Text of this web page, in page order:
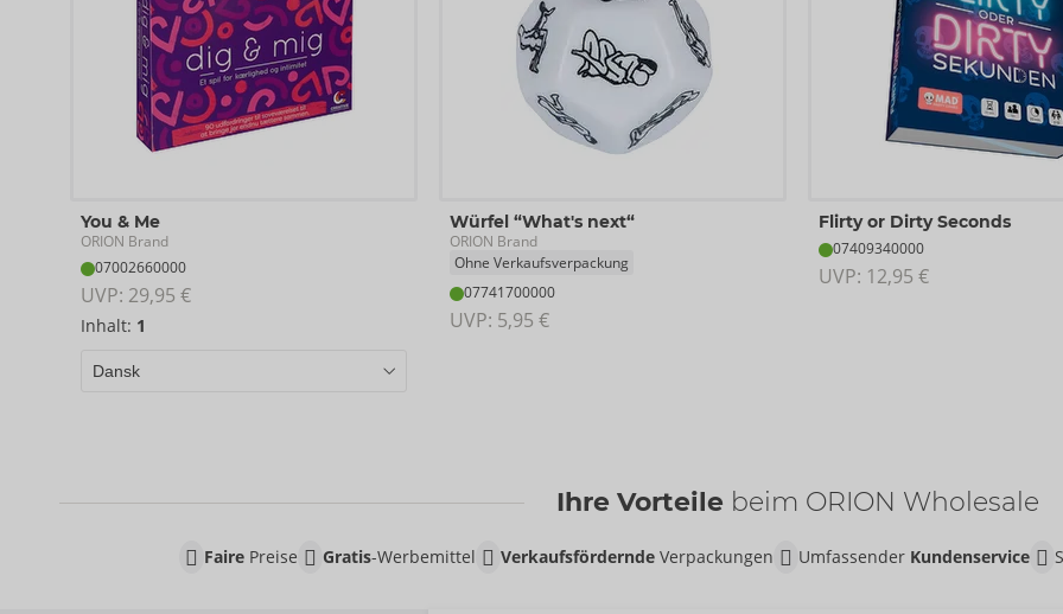
You & Me
ORION Brand
07002660000
UVP: 29,95 €
Inhalt: 1
Würfel “What's next“
ORION Brand
Ohne Verkaufsverpackung
07741700000
UVP: 5,95 €
Flirty or Dirty Seconds
07409340000
UVP: 12,95 €
Ihre Vorteile beim ORION Wholesale
FairePreise Gratis-Werbemittel VerkaufsförderndeVerpackungen Umfassender Kundenservice